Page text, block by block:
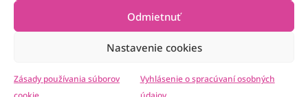
Odmietnuť
Nastavenie cookies
Zásady používania súborov
Vyhlásenie o spracúvaní osobných
2022-2026 © Národné osvetové centrumVšetky práva vyhradené